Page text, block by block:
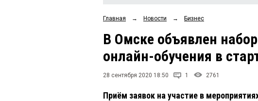
Главная → Новости → Бизнес
В Омске объявлен
онлайн-обучения в
28 сентября 2020 18:50 1 2761
Приём заявок на участие в